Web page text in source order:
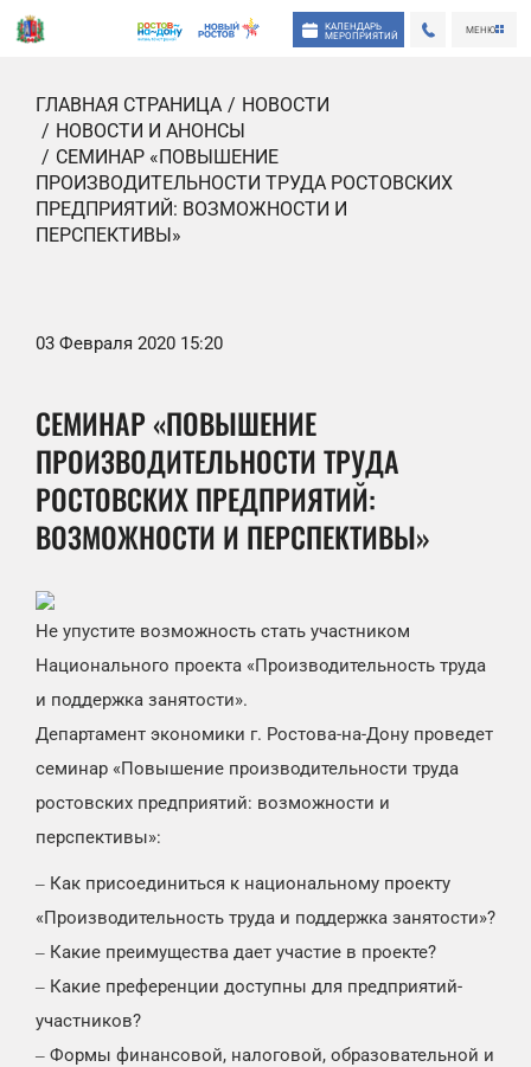
КАЛЕНДАРЬ
МЕРОПРИЯТИЙ
МЕНЮ
ГЛАВНАЯ СТРАНИЦА
НОВОСТИ
НОВОСТИ И АНОНСЫ
СЕМИНАР «ПОВЫШЕНИЕ
ПРОИЗВОДИТЕЛЬНОСТИ ТРУДА РОСТОВСКИХ
ПРЕДПРИЯТИЙ: ВОЗМОЖНОСТИ И
ПЕРСПЕКТИВЫ»
03 Февраля 2020 15:20
СЕМИНАР «ПОВЫШЕНИЕ
ПРОИЗВОДИТЕЛЬНОСТИ ТРУДА
РОСТОВСКИХ ПРЕДПРИЯТИЙ:
ВОЗМОЖНОСТИ И ПЕРСПЕКТИВЫ»
Не упустите возможность стать участником
Национального проекта «Производительность труда
и поддержка занятости».
Департамент экономики г. Ростова-на-Дону проведет
семинар «Повышение производительности труда
ростовских предприятий: возможности и
перспективы»:
– Как присоединиться к национальному проекту
«Производительность труда и поддержка занятости»?
– Какие преимущества дает участие в проекте?
– Какие преференции доступны для предприятий-
участников?
– Формы финансовой, налоговой, образовательной и